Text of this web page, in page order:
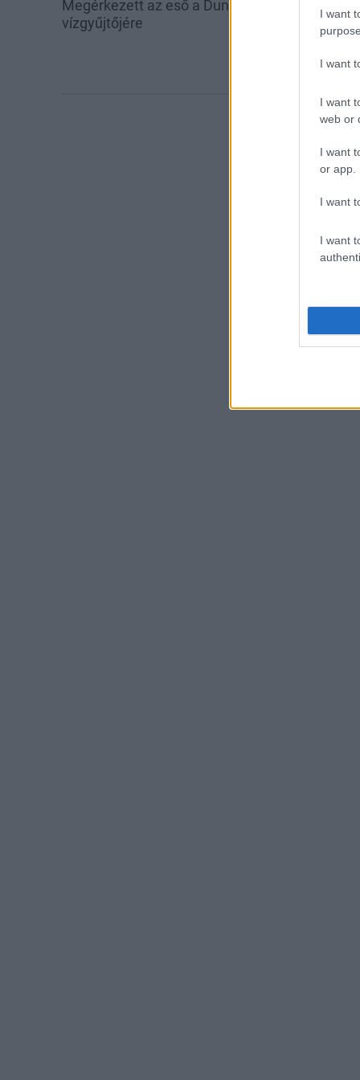
I want
I want
I want
web or
I want
or app.
I want
I want
Megérkezett az eső a Duna
vízgyűjtőjére
Amire
szombattól
csökken a